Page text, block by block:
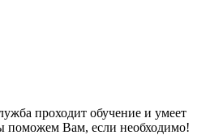
проходит обучение и умеет
поможем Вам, если необходимо!